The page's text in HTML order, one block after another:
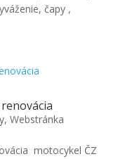
čapy ,
, Webstránka
motocykel ČZ
Štatistiky
funkčnosť
a
webovej
stránky na
spôsobu